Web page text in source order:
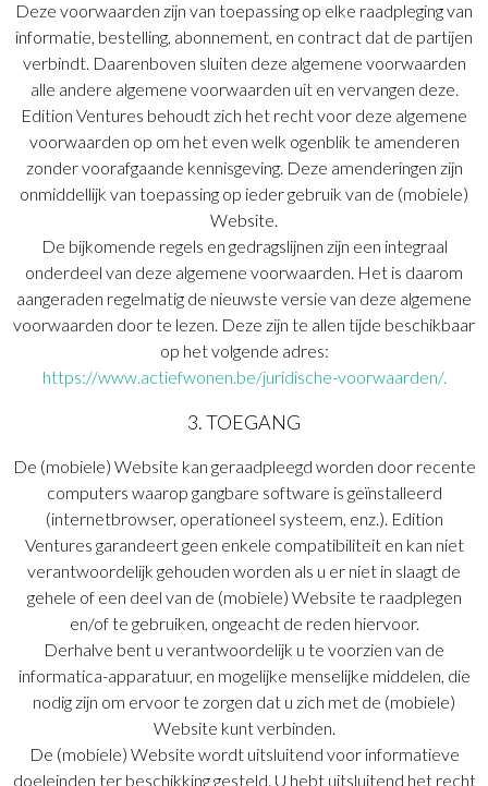
Deze voorwaarden zijn van toepassing op elke raadpleging van
informatie, bestelling, abonnement, en contract dat de partijen
verbindt. Daarenboven sluiten deze algemene voorwaarden
alle andere algemene voorwaarden uit en vervangen deze.
Edition Ventures behoudt zich het recht voor deze algemene
voorwaarden op om het even welk ogenblik te amenderen
zonder voorafgaande kennisgeving. Deze amenderingen zijn
onmiddellijk van toepassing op ieder gebruik van de (mobiele)
Website.
De bijkomende regels en gedragslijnen zijn een integraal
onderdeel van deze algemene voorwaarden. Het is daarom
aangeraden regelmatig de nieuwste versie van deze algemene
voorwaarden door te lezen. Deze zijn te allen tijde beschikbaar
op het volgende adres:
https://www.actiefwonen.be/juridische-voorwaarden/.
3. TOEGANG
De (mobiele) Website kan geraadpleegd worden door recente
computers waarop gangbare software is geïnstalleerd
(internetbrowser, operationeel systeem, enz.). Edition
Ventures garandeert geen enkele compatibiliteit en kan niet
verantwoordelijk gehouden worden als u er niet in slaagt de
gehele of een deel van de (mobiele) Website te raadplegen
en/of te gebruiken, ongeacht de reden hiervoor.
Derhalve bent u verantwoordelijk u te voorzien van de
informatica-apparatuur, en mogelijke menselijke middelen, die
nodig zijn om ervoor te zorgen dat u zich met de (mobiele)
Website kunt verbinden.
De (mobiele) Website wordt uitsluitend voor informatieve
doeleinden ter beschikking gesteld. U hebt uitsluitend het recht